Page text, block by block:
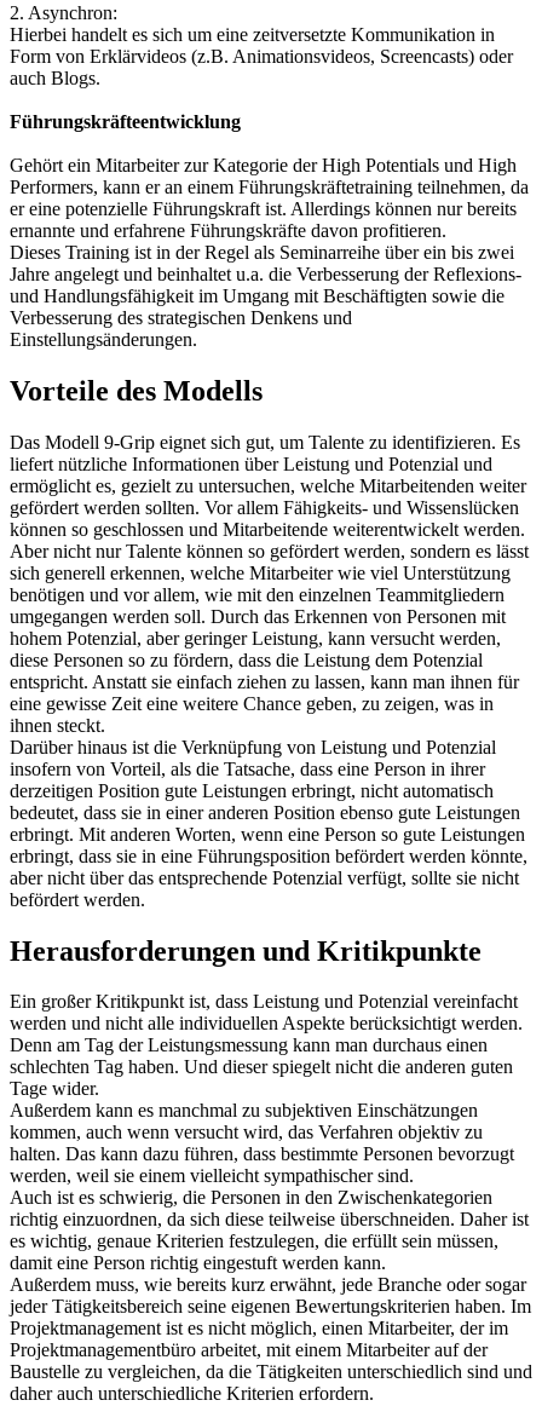
2. Asynchron:
Hierbei handelt es sich um eine zeitversetzte Kommunikation in
Form von Erklärvideos (z.B. Animationsvideos, Screencasts) oder
auch Blogs.
Führungskräfteentwicklung
Gehört ein Mitarbeiter zur Kategorie der High Potentials und High
Performers, kann er an einem Führungskräftetraining teilnehmen, da
er eine potenzielle Führungskraft ist. Allerdings können nur bereits
ernannte und erfahrene Führungskräfte davon profitieren.
Dieses Training ist in der Regel als Seminarreihe über ein bis zwei
Jahre angelegt und beinhaltet u.a. die Verbesserung der Reflexions-
und Handlungsfähigkeit im Umgang mit Beschäftigten sowie die
Verbesserung des strategischen Denkens und
Einstellungsänderungen.
Vorteile des Modells
Das Modell 9-Grip eignet sich gut, um Talente zu identifizieren. Es
liefert nützliche Informationen über Leistung und Potenzial und
ermöglicht es, gezielt zu untersuchen, welche Mitarbeitenden weiter
gefördert werden sollten. Vor allem Fähigkeits- und Wissenslücken
können so geschlossen und Mitarbeitende weiterentwickelt werden.
Aber nicht nur Talente können so gefördert werden, sondern es lässt
sich generell erkennen, welche Mitarbeiter wie viel Unterstützung
benötigen und vor allem, wie mit den einzelnen Teammitgliedern
umgegangen werden soll. Durch das Erkennen von Personen mit
hohem Potenzial, aber geringer Leistung, kann versucht werden,
diese Personen so zu fördern, dass die Leistung dem Potenzial
entspricht. Anstatt sie einfach ziehen zu lassen, kann man ihnen für
eine gewisse Zeit eine weitere Chance geben, zu zeigen, was in
ihnen steckt.
Darüber hinaus ist die Verknüpfung von Leistung und Potenzial
insofern von Vorteil, als die Tatsache, dass eine Person in ihrer
derzeitigen Position gute Leistungen erbringt, nicht automatisch
bedeutet, dass sie in einer anderen Position ebenso gute Leistungen
erbringt. Mit anderen Worten, wenn eine Person so gute Leistungen
erbringt, dass sie in eine Führungsposition befördert werden könnte,
aber nicht über das entsprechende Potenzial verfügt, sollte sie nicht
befördert werden.
Herausforderungen und Kritikpunkte
Ein großer Kritikpunkt ist, dass Leistung und Potenzial vereinfacht
werden und nicht alle individuellen Aspekte berücksichtigt werden.
Denn am Tag der Leistungsmessung kann man durchaus einen
schlechten Tag haben. Und dieser spiegelt nicht die anderen guten
Tage wider.
Außerdem kann es manchmal zu subjektiven Einschätzungen
kommen, auch wenn versucht wird, das Verfahren objektiv zu
halten. Das kann dazu führen, dass bestimmte Personen bevorzugt
werden, weil sie einem vielleicht sympathischer sind.
Auch ist es schwierig, die Personen in den Zwischenkategorien
richtig einzuordnen, da sich diese teilweise überschneiden. Daher ist
es wichtig, genaue Kriterien festzulegen, die erfüllt sein müssen,
damit eine Person richtig eingestuft werden kann.
Außerdem muss, wie bereits kurz erwähnt, jede Branche oder sogar
jeder Tätigkeitsbereich seine eigenen Bewertungskriterien haben. Im
Projektmanagement ist es nicht möglich, einen Mitarbeiter, der im
Projektmanagementbüro arbeitet, mit einem Mitarbeiter auf der
Baustelle zu vergleichen, da die Tätigkeiten unterschiedlich sind und
daher auch unterschiedliche Kriterien erfordern.